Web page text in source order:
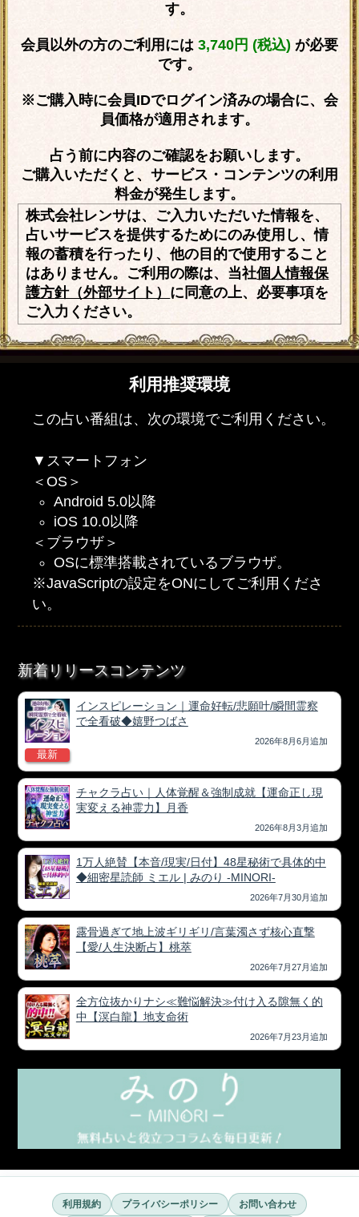
す。
会員以外の方のご利用には 3,740円 (税込) が必要
です。
※ご購入時に会員IDでログイン済みの場合に、会
員価格が適用されます。
占う前に内容のご確認をお願いします。
ご購入いただくと、サービス・コンテンツの利用
料金が発生します。
株式会社レンサは、ご入力いただいた情報を、
占いサービスを提供するためにのみ使用し、情
報の蓄積を行ったり、他の目的で使用すること
はありません。ご利用の際は、当社個人情報保
護方針（外部サイト） に同意の上、必要事項を
ご入力ください。
利用推奨環境
この占い番組は、次の環境でご利用ください。
▼スマートフォン
＜OS＞
Android 5.0以降
iOS 10.0以降
＜ブラウザ＞
OSに標準搭載されているブラウザ。
※JavaScriptの設定をONにしてご利用くださ
い。
新着リリースコンテンツ
最新
インスピレーション｜運命好転/悲願叶/瞬間霊察
で全看破◆嬉野つばさ
2026年8月6月追加
チャクラ占い｜人体覚醒＆強制成就【運命正し現
実変える神霊力】月香
2026年8月3月追加
1万人絶賛【本音/現実/日付】48星秘術で具体的中
◆細密星読師 ミエル | みのり -MINORI-
2026年7月30月追加
露骨過ぎて地上波ギリギリ/言葉濁さず核心直撃
【愛/人生決断占】桃萃
2026年7月27月追加
全方位抜かりナシ≪難悩解決≫付け入る隙無く的
中【溟白龍】地支命術
2026年7月23月追加
利用規約 プライバシーポリシー お問い合わせ